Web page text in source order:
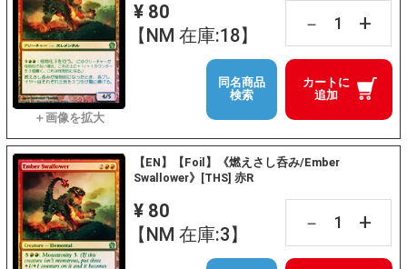
¥ 80
【NM 在庫:18】
－ +
カートに
追加
同名商品
検索
【EN】【Foil】《燃えさし呑み/Ember
Swallower》[THS] 赤R
¥ 80
【NM 在庫:3】
－ +